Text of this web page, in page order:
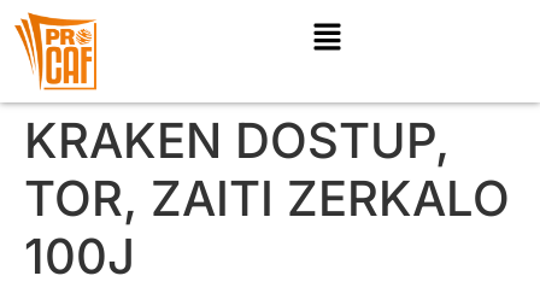
KRAKEN DOSTUP,
TOR, ZAITI ZERKALO
100J